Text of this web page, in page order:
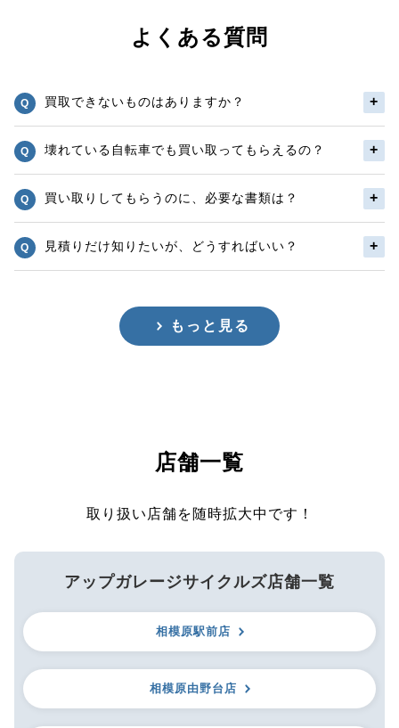
よくある質問
買取できないものはありますか？
壊れている自転車でも買い取ってもらえるの？
買い取りしてもらうのに、必要な書類は？
見積りだけ知りたいが、どうすればいい？
もっと見る
店舗一覧
取り扱い店舗を随時拡大中です！
アップガレージサイクルズ店舗一覧
相模原駅前店
相模原由野台店